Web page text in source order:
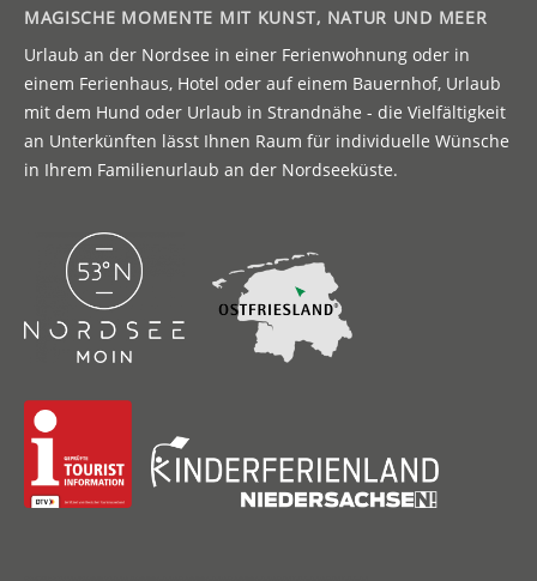
MAGISCHE MOMENTE MIT KUNST, NATUR UND MEER
Urlaub an der Nordsee in einer Ferienwohnung oder in
einem Ferienhaus, Hotel oder auf einem Bauernhof, Urlaub
mit dem Hund oder Urlaub in Strandnähe - die Vielfältigkeit
an Unterkünften lässt Ihnen Raum für individuelle Wünsche
in Ihrem Familienurlaub an der Nordseeküste.